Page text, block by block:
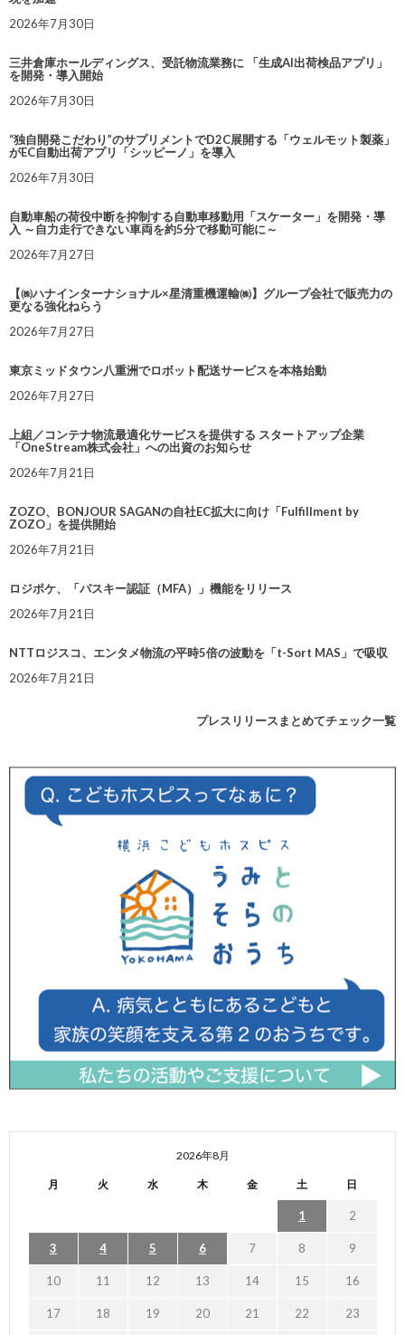
2026年7月30日
三井倉庫ホールディングス、受託物流業務に 「生成AI出荷検品アプリ」
を開発・導入開始
2026年7月30日
“独自開発こだわり”のサプリメントでD2C展開する「ウェルモット製薬」
がEC自動出荷アプリ「シッピーノ」を導入
2026年7月30日
自動車船の荷役中断を抑制する自動車移動用「スケーター」を開発・導
入 ～自力走行できない車両を約5分で移動可能に～
2026年7月27日
【㈱ハナインターナショナル×星清重機運輸㈱】グループ会社で販売力の
更なる強化ねらう
2026年7月27日
東京ミッドタウン八重洲でロボット配送サービスを本格始動
2026年7月27日
上組／コンテナ物流最適化サービスを提供する スタートアップ企業
「OneStream株式会社」への出資のお知らせ
2026年7月21日
ZOZO、BONJOUR SAGANの自社EC拡大に向け「Fulfillment by
ZOZO」を提供開始
2026年7月21日
ロジポケ、「パスキー認証（MFA）」機能をリリース
2026年7月21日
NTTロジスコ、エンタメ物流の平時5倍の波動を「t-Sort MAS」で吸収
2026年7月21日
プレスリリースまとめてチェック一覧
2026年8月
月 火 水 木 金 土 日
1 2
3 4 5 6 7 8 9
10 11 12 13 14 15 16
17 18 19 20 21 22 23